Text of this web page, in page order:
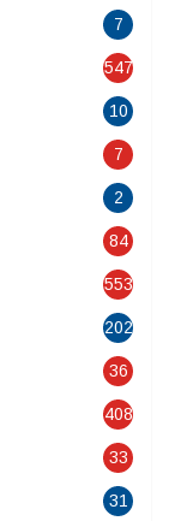
7
547
10
7
2
84
553
202
36
408
33
31